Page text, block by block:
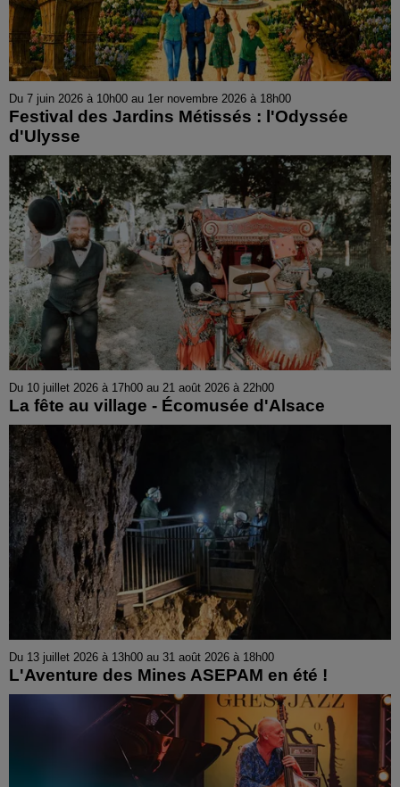
Du 7 juin 2026 à 10h00 au 1er novembre 2026 à 18h00
Festival des Jardins Métissés : l'Odyssée
d'Ulysse
Du 10 juillet 2026 à 17h00 au 21 août 2026 à 22h00
La fête au village - Écomusée d'Alsace
Du 13 juillet 2026 à 13h00 au 31 août 2026 à 18h00
L'Aventure des Mines ASEPAM en été !